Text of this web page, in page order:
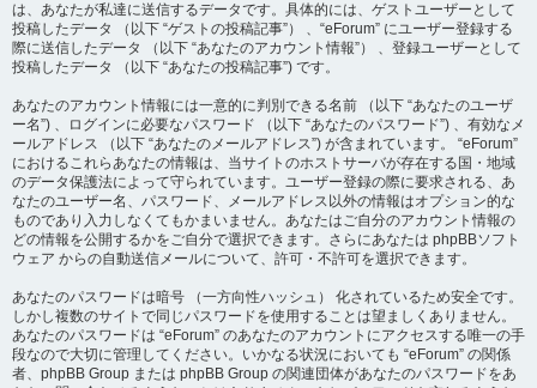
は、あなたが私達に送信するデータです。具体的には、ゲストユーザーとして
投稿したデータ （以下 “ゲストの投稿記事”） 、“eForum” にユーザー登録する
際に送信したデータ （以下 “あなたのアカウント情報”） 、登録ユーザーとして
投稿したデータ （以下 “あなたの投稿記事”) です。
あなたのアカウント情報には一意的に判別できる名前 （以下 “あなたのユーザ
ー名”) 、ログインに必要なパスワード （以下 “あなたのパスワード”) 、有効なメ
ールアドレス （以下 “あなたのメールアドレス”) が含まれています。 “eForum”
におけるこれらあなたの情報は、当サイトのホストサーバが存在する国・地域
のデータ保護法によって守られています。ユーザー登録の際に要求される、あ
なたのユーザー名、パスワード、メールアドレス以外の情報はオプション的な
ものであり入力しなくてもかまいません。あなたはご自分のアカウント情報の
どの情報を公開するかをご自分で選択できます。さらにあなたは phpBBソフト
ウェア からの自動送信メールについて、許可・不許可を選択できます。
あなたのパスワードは暗号 （一方向性ハッシュ） 化されているため安全です。
しかし複数のサイトで同じパスワードを使用することは望ましくありません。
あなたのパスワードは “eForum” のあなたのアカウントにアクセスする唯一の手
段なので大切に管理してください。いかなる状況においても “eForum” の関係
者、phpBB Group または phpBB Group の関連団体があなたのパスワードをあ